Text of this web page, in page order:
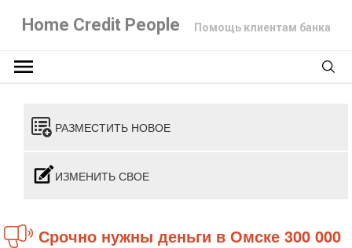
Home Credit People Помощь клиентам банка
РАЗМЕСТИТЬ НОВОЕ
ИЗМЕНИТЬ СВОЕ
Срочно нужны деньги в Омске 300 000